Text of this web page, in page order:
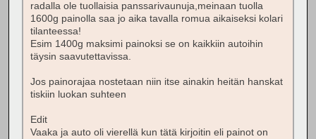
radalla ole tuollaisia panssarivaunuja,meinaan tuolla
1600g painolla saa jo aika tavalla romua aikaiseksi kolari
tilanteessa!
Esim 1400g maksimi painoksi se on kaikkiin autoihin
täysin saavutettavissa.
Jos painorajaa nostetaan niin itse ainakin heitän hanskat
tiskiin luokan suhteen
Edit
Vaaka ja auto oli vierellä kun tätä kirjoitin eli painot on